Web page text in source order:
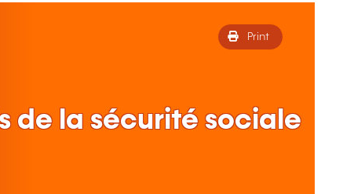
Print
de la sécurité sociale